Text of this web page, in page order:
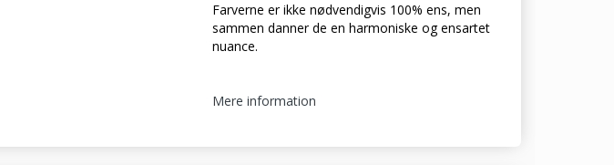
Farverne er ikke nødvendigvis 100% ens, men
sammen danner de en harmoniske og ensartet
nuance.
Mere information